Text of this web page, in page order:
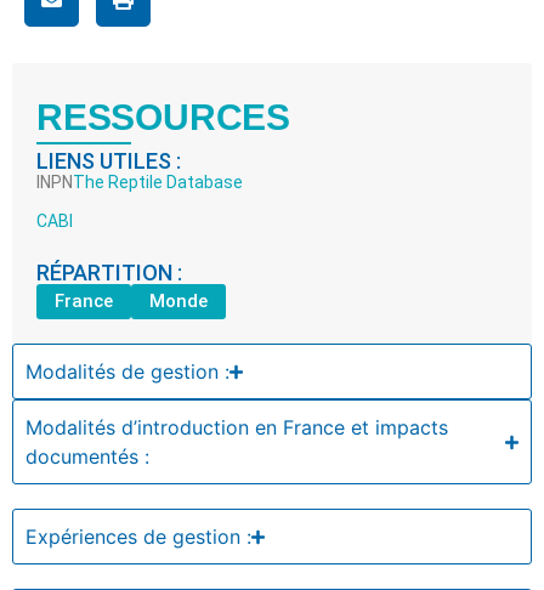
RESSOURCES
LIENS UTILES :
INPNThe Reptile Database
CABI
RÉPARTITION :
France Monde
Modalités de gestion :
Modalités d’introduction en France et impacts
documentés :
Expériences de gestion :